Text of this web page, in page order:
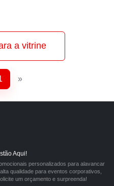
a vitrine
»
Aqui!
personalizados para alavancar
qualidade para eventos corporativos,
um orçamento e surpreenda!